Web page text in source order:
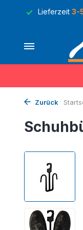
Lieferzeit 3-
Zurück